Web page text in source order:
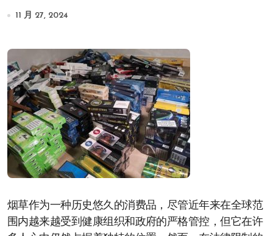
11 月 27, 2024
烟草作为一种历史悠久的消费品，尽管近年来在全球范
围内越来越受到健康组织和政府的严格管控，但它在许